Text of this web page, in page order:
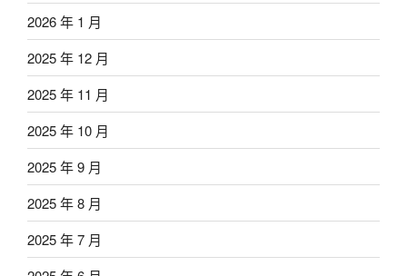
2026 年 1 月
2025 年 12 月
2025 年 11 月
2025 年 10 月
2025 年 9 月
2025 年 8 月
2025 年 7 月